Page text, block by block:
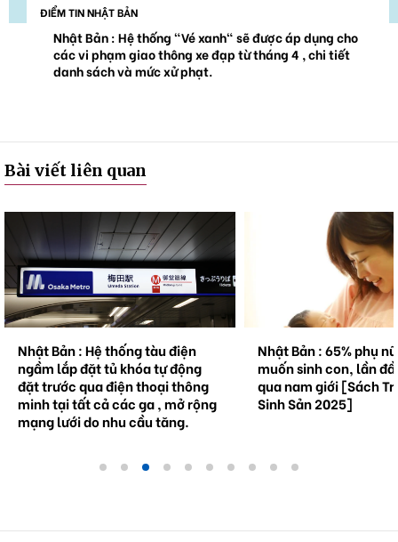
ĐIỂM TIN NHẬT BẢN
Nhật Bản : Hệ thống "Vé xanh" sẽ được áp dụng cho
các vi phạm giao thông xe đạp từ tháng 4 , chi tiết
danh sách và mức xử phạt.
Bài viết liên quan
Nhật Bản : Hệ thống tàu điện
ngầm lắp đặt tủ khóa tự động
đặt trước qua điện thoại thông
minh tại tất cả các ga , mở rộng
mạng lưới do nhu cầu tăng.
Nhật Bản : 65% phụ
muốn sinh con, lần
qua nam giới [Sách
Sinh Sản 2025]